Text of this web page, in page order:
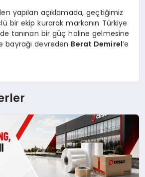
yapılan açıklamada, geçtiğimiz
bir ekip kurarak markanın Türkiye
tanınan bir güç haline gelmesine
bayrağı devreden Berat Demirel’e